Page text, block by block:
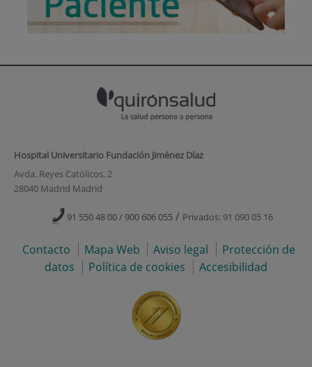
Hospital Universitario Fundación Jiménez Díaz
Avda. Reyes Católicos, 2
28040 Madrid Madrid
91 550 48 00 / 900 606 055 / Privados: 91 090 05 16
Contacto Mapa Web Aviso legal
Protección de
datos
Política de cookies Accesibilidad